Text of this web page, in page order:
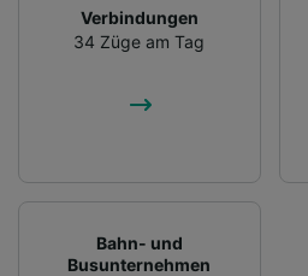
Verbindungen
34 Züge am Tag
Bahn- und
Busunternehmen